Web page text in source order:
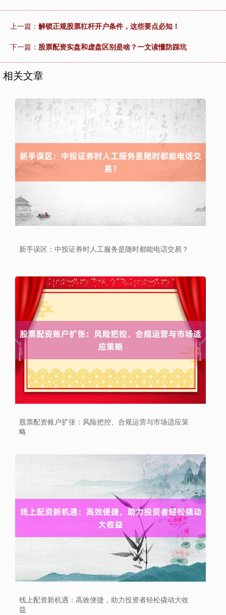
上一篇： 解锁正规股票杠杆开户条件，这些要点必知！
下一篇： 股票配资实盘和虚盘区别是啥？一文读懂防踩坑
相关文章
新手误区：中投证券时人工服务是随时都能电话交易？
股票配资账户扩张：风险把控、合规运营与市场适应策
略
线上配资新机遇：高效便捷，助力投资者轻松撬动大收
益